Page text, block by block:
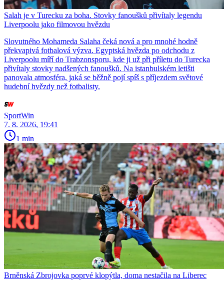
Salah je v Turecku za boha. Stovky fanoušků přivítaly legendu
Liverpoolu jako filmovou hvězdu
Slovutného Mohameda Salaha čeká nová a pro mnohé hodně
překvapivá fotbalová výzva. Egyptská hvězda po odchodu z
Liverpoolu míří do Trabzonsporu, kde ji už při příletu do Turecka
přivítaly stovky nadšených fanoušků. Na istanbulském letišti
panovala atmosféra, jaká se běžně pojí spíš s příjezdem světové
hudební hvězdy než fotbalisty.
SportWin
7. 8. 2026, 19:41
1 min
Brněnská Zbrojovka poprvé klopýtla, doma nestačila na Liberec